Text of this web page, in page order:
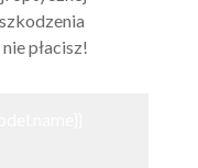
płacisz!